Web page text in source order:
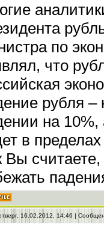
по
что
рубля
на 10%,
в
Вы
16.02.2012, 14:46 |